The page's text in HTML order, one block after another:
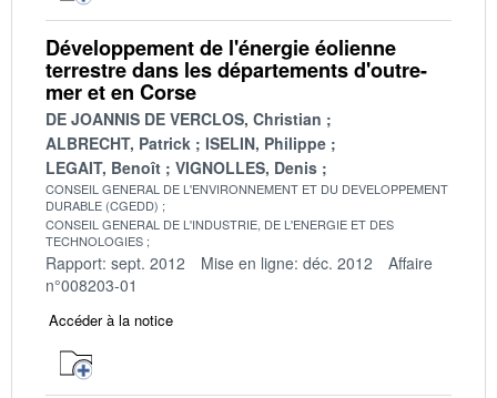
Développement de l'énergie éolienne
terrestre dans les départements d'outre-
mer et en Corse
DE JOANNIS DE VERCLOS, Christian
ALBRECHT, Patrick
ISELIN, Philippe
LEGAIT, Benoît
VIGNOLLES, Denis
CONSEIL GENERAL DE L'ENVIRONNEMENT ET DU DEVELOPPEMENT
DURABLE (CGEDD)
CONSEIL GENERAL DE L'INDUSTRIE, DE L'ENERGIE ET DES
TECHNOLOGIES
Rapport: sept. 2012 Mise en ligne: déc. 2012
Affaire
n°008203-01
Accéder à la notice